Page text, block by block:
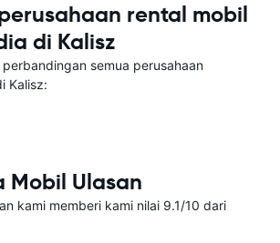
rental mobil
di Kalisz
semua perusahaan
Kalisz:
Mobil Ulasan
kami memberi kami nilai 9.1/10 dari